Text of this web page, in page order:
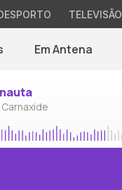
TELEVISÃO
Em Antena